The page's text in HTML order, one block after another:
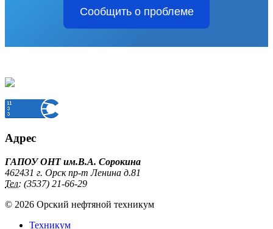
Сообщить о проблеме
Адрес
ГАПОУ ОНТ им.В.А. Сорокина
462431 г. Орск пр-т Ленина д.81
Тел: (3537) 21-66-29
© 2026 Орский нефтяной техникум
Техникум